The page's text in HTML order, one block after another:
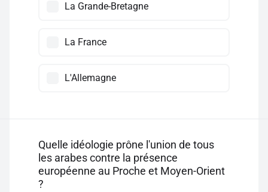
La Grande-Bretagne
La France
L'Allemagne
Quelle idéologie prône l'union de tous
les arabes contre la présence
européenne au Proche et Moyen-Orient
?